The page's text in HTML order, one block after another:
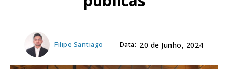
Filipe Santiago Data: 20 de Junho, 2024